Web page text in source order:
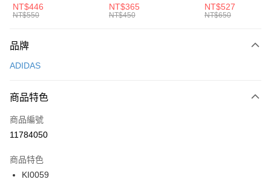
元大商業銀行
台灣樂天信用卡公司
AFTEE先享後付
【關於「AFTEE先享後付」】
便利好安心！
３．安心：先確認商品／服務後，再付款。
【「AFTEE先享後付」結帳流程】
１．於結帳方式選擇「AFTEE先享後付」後，將跳轉至「AFTEE先享後付」
２．訂單成立數日內，您將收到繳費通知簡訊。
３．收到繳費通知簡訊後14天內，點擊此簡訊中的連結，可透過四大超商／
ATM／網路銀行／等多元方式進行付款，方視為交易完成。
運送方式
每筆NT$100，滿NT$1,500(含以上)免運費
宅配
每筆NT$100，滿NT$1,500(含以上)免運費
付款後門市自取
每筆NT$100，滿NT$1,500(含以上)免運費
中統襪 FZ3393100
NT$446
NT$550
EMBRDY 男女 短統襪
FZ3073133
NT$365
NT$450
BA5871010
NT$527
NT$650
品牌
ADIDAS
商品特色
商品編號
11784050
商品特色
KI0059